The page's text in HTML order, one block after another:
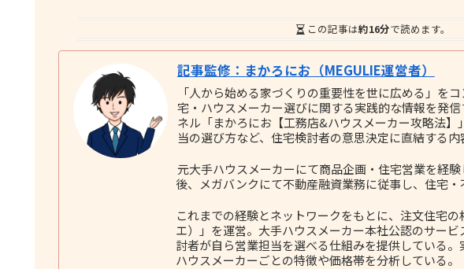
この記事は約16分で読めます。
記事監修：まかろにお（MEGULIE運営者）
「人から始める家づくりの重要性を世に広める」を
宅・ハウスメーカー選びに関する実践的な情報を発
ネル「まかろにお【工務店&ハウスメーカー攻略法
当の選び方など、住宅検討者の意思決定に直結する内
元大手ハウスメーカーにて商品企画・住宅営業を経
後、メガバンクにて不動産融資業務に従事し、住宅・
これまでの経験とネットワークをもとに、注文住宅
エ）」を運営。大手ハウスメーカー本社公認のサー
討者が自ら営業担当を選べる仕組みを提供している。
ハウスメーカーごとの特徴や価格帯を分析している。